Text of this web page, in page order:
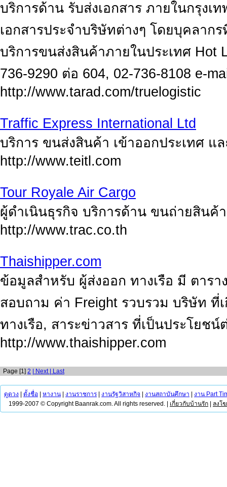
บริการด้าน รับส่งเอกสาร ภายในกรุง
เอกสารประจำบริษัทต่างๆ โดยบุคลา
บริการขนส่งสินค้าภายในประเทศ Hot
736-9290 ต่อ 604, 02-736-8108 e-
http://www.tarad.com/truelogistic
Traffic Express International Ltd
บริการ ขนส่งสินค้า เข้าออกประเทศ แล
http://www.teitl.com
Tour Royale Air Cargo
ผู้ดำเนินธุรกิจ บริการด้าน ขนถ่ายสินค้
http://www.trac.co.th
Thaishipper.com
ข้อมูลสำหรับ ผู้ส่งออก ทางเรือ มี ตารา
สอบถาม ค่า Freight รวบรวม บริษัท ที่
ทางเรือ, สาระข่าวสาร ที่เป็นประโยชน์
http://www.thaishipper.com
Page [1] 2 | Next | Last
ดูดวง ตั้งชื่อ หางาน งานราชการ งานรัฐวิสาหกิจ งานสถาบันศึกษา
งาน Part
1999-2007 © Copyright Baanrak.com. All rights reserved. | เกี่ยวกับบ้านรัก ลงโ